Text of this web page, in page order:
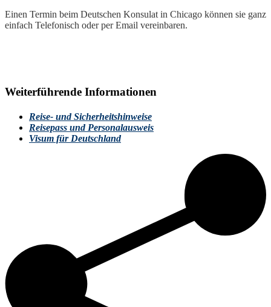
Einen Termin beim Deutschen Konsulat in Chicago können sie ganz
einfach Telefonisch oder per Email vereinbaren.
Weiterführende Informationen
Reise- und Sicherheitshinweise
Reisepass und Personalausweis
Visum für Deutschland